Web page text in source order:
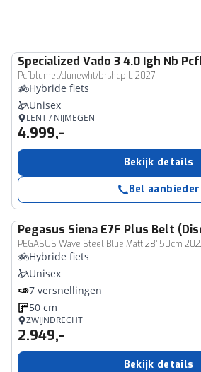
Specialized Vado 3 4.0 Igh Nb
Pcfblumet/dunewht/brshcp L 2027
Hybride fiets
Unisex
LENT / NIJMEGEN
4.999,-
Bekijk details
Bel aanbieder
Pegasus Siena E7F Plus Belt
PEGASUS Wave Steel Blue Matt 28" 50cm
Hybride fiets
Unisex
7 versnellingen
50 cm
ZWIJNDRECHT
2.949,-
Bekijk details